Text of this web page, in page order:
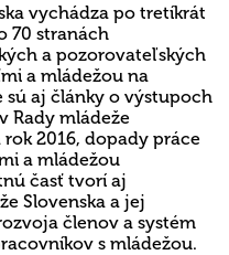
vychádza po tretíkrát
70 stranách
a pozorovateľských
a mládežou na
sú aj články o výstupoch
Rady mládeže
2016, dopady práce
a mládežou
časť tvorí aj
Slovenska a jej
členov a systém
s mládežou.